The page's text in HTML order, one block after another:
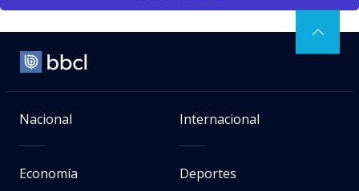
Nacional Internacional
Economía Deportes